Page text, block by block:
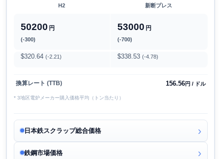
H2 新断プレス
50200 円
(-300)
53000 円
(-700)
$320.64 (-2.21) $338.53 (-4.78)
換算レート (TTB) 156.56円 / ドル
* 3地区電炉メーカー購入価格平均（トン当たり）
日本鉄スクラップ総合価格
鉄鋼市場価格